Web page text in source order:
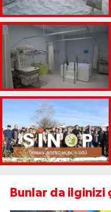
Bunlar da ilginizi